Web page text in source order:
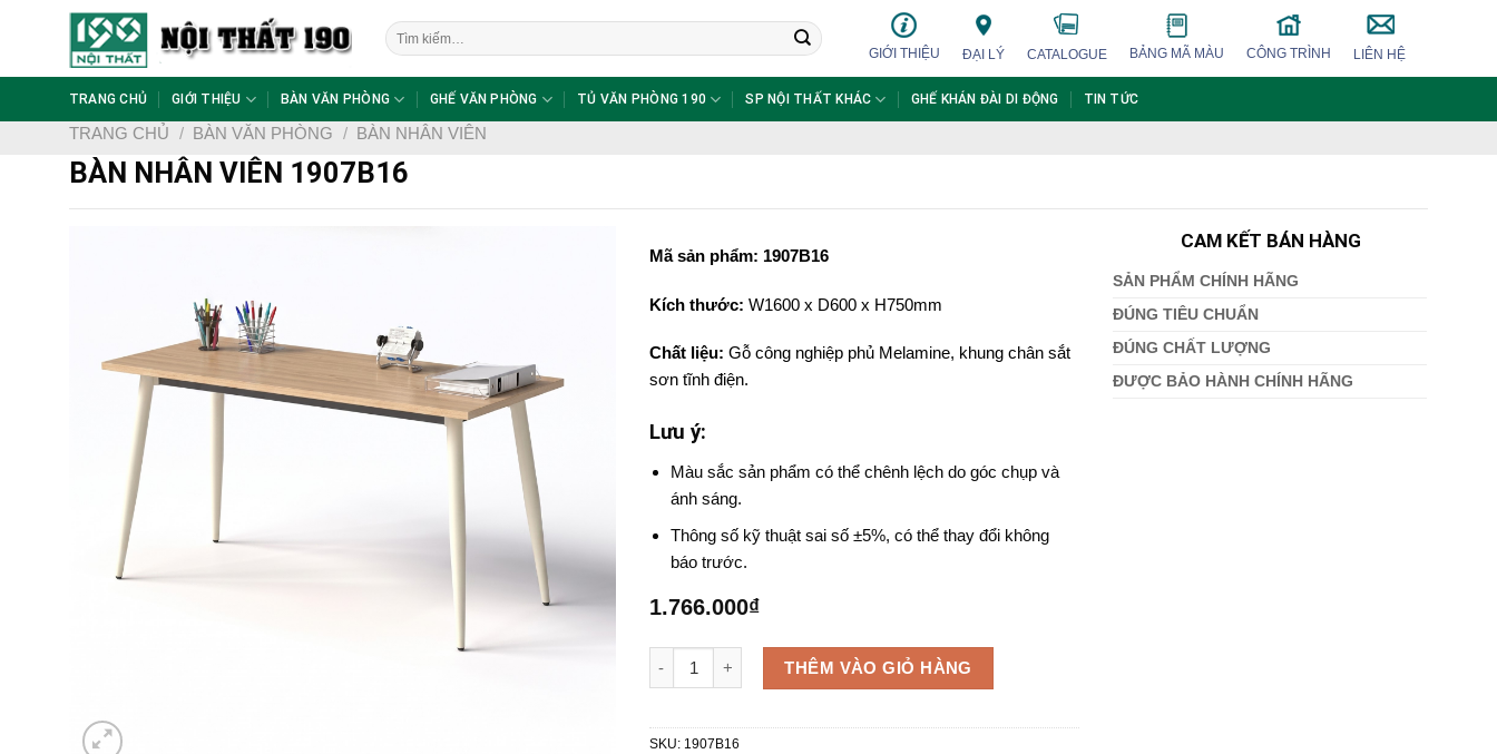
Tìm
kiếm:
GIỚI THIỆU ĐẠI LÝ CATALOGUE BẢNG MÃ MÀU CÔNG TRÌNH LIÊN HỆ
TRANG CHỦ GIỚI THIỆU BÀN VĂN PHÒNG GHẾ VĂN PHÒNG TỦ VĂN PHÒNG 190 SP NỘI THẤT KHÁC GHẾ KHÁN ĐÀI DI ĐỘNG TIN TỨC
TRANG CHỦ / BÀN VĂN PHÒNG / BÀN NHÂN VIÊN
BÀN NHÂN VIÊN 1907B16
Mã sản phẩm: 1907B16
Kích thước: W1600 x D600 x H750mm
Chất liệu: Gỗ công nghiệp phủ Melamine, khung chân sắt
sơn tĩnh điện.
Lưu ý:
Màu sắc sản phẩm có thể chênh lệch do góc chụp và
ánh sáng.
Thông số kỹ thuật sai số ±5%, có thể thay đổi không
báo trước.
1.766.000₫
Bàn nhân viên 1907B16 số lượng
THÊM VÀO GIỎ HÀNG
SKU: 1907B16
CAM KẾT BÁN HÀNG
SẢN PHẨM CHÍNH HÃNG
ĐÚNG TIÊU CHUẨN
ĐÚNG CHẤT LƯỢNG
ĐƯỢC BẢO HÀNH CHÍNH HÃNG